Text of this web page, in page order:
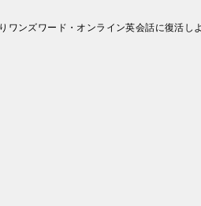
ワンズワード・オンライン英会話に復活し